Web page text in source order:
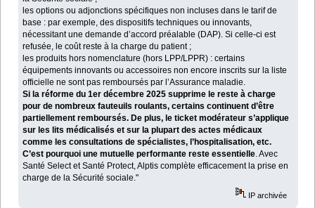
les options ou adjonctions spécifiques non incluses dans le tarif de
base : par exemple, des dispositifs techniques ou innovants,
nécessitant une demande d’accord préalable (DAP). Si celle-ci est
refusée, le coût reste à la charge du patient ;
les produits hors nomenclature (hors LPP/LPPR) : certains
équipements innovants ou accessoires non encore inscrits sur la liste
officielle ne sont pas remboursés par l’Assurance maladie.
Si la réforme du 1er décembre 2025 supprime le reste à charge
pour de nombreux fauteuils roulants, certains continuent d’être
partiellement remboursés. De plus, le ticket modérateur s’applique
sur les lits médicalisés et sur la plupart des actes médicaux
comme les consultations de spécialistes, l’hospitalisation, etc.
C’est pourquoi une mutuelle performante reste essentielle. Avec
Santé Select et Santé Protect, Alptis complète efficacement la prise en
charge de la Sécurité sociale."
IP archivée